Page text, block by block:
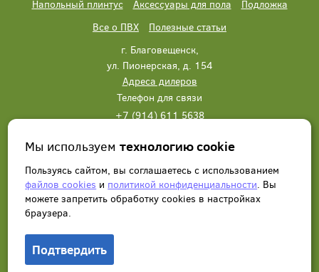
Напольный плинтус
Аксессуары для пола
Подложка
Все о ПВХ
Полезные статьи
г. Благовещенск,
ул. Пионерская, д. 154
Адреса дилеров
Телефон для связи
+7 (914) 611 5638
Написать нам Заказать звонок
Мы используемтехнологию cookie
Пользуясь сайтом, вы соглашаетесь с использованием
файлов cookies и политикой конфиденциальности. Вы
можете запретить обработку сookies в настройках
браузера.
Подтвердить